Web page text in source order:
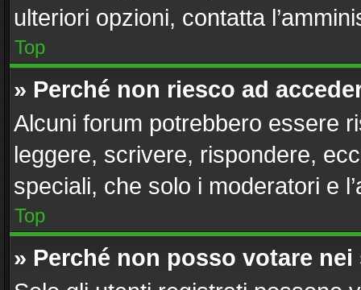
ulteriori opzioni, contatta
Top
» Perché non riesco ad
Alcuni forum potrebbero essere
leggere, scrivere, rispondere,
speciali, che solo i moderatori e
Top
» Perché non posso votare